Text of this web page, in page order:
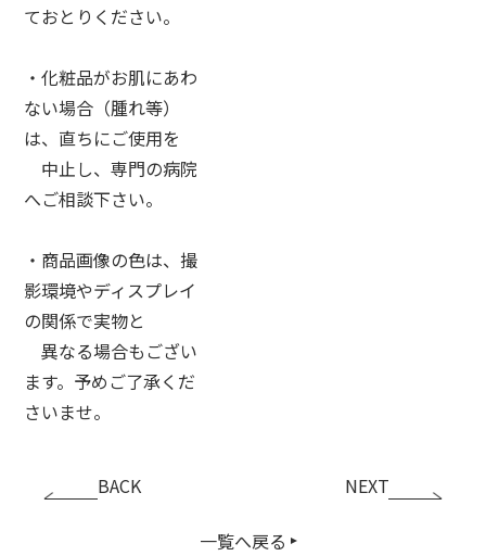
ておとりください。
・化粧品がお肌にあわ
ない場合（腫れ等）
は、直ちにご使用を
中止し、専門の病院
へご相談下さい。
・商品画像の色は、撮
影環境やディスプレイ
の関係で実物と
異なる場合もござい
ます。予めご了承くだ
さいませ。
BACK
一覧へ戻る
NEXT